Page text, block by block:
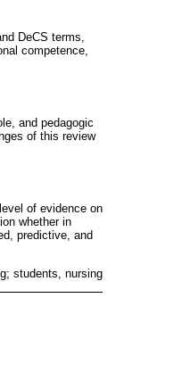
DeCS terms,
competence,
and pedagogic
of this review
of evidence on
whether in
predictive, and
students, nursing